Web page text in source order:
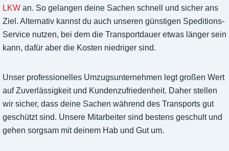
LKW an. So gelangen deine Sachen schnell und sicher ans
Ziel. Alternativ kannst du auch unseren günstigen Speditions-
Service nutzen, bei dem die Transportdauer etwas länger sein
kann, dafür aber die Kosten niedriger sind.
Unser professionelles Umzugsunternehmen legt großen Wert
auf Zuverlässigkeit und Kundenzufriedenheit. Daher stellen
wir sicher, dass deine Sachen während des Transports gut
geschützt sind. Unsere Mitarbeiter sind bestens geschult und
gehen sorgsam mit deinem Hab und Gut um.